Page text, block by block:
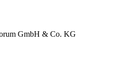
GmbH & Co. KG